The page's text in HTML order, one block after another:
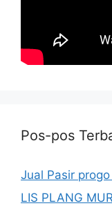
Pos-pos
Jual Pasir
LIS PLANG